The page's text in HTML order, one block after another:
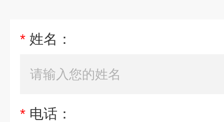
* 姓名：
* 电话：